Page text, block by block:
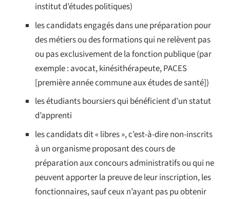
institut d’études politiques)
les candidats engagés dans une préparation pour
des métiers ou des formations qui ne relèvent pas
ou pas exclusivement de la fonction publique (par
exemple : avocat, kinésithérapeute, PACES
[première année commune aux études de santé])
les étudiants boursiers qui bénéficient d’un statut
d’apprenti
les candidats dit « libres », c’est-à-dire non-inscrits
à un organisme proposant des cours de
préparation aux concours administratifs ou qui ne
peuvent apporter la preuve de leur inscription, les
fonctionnaires, sauf ceux n’ayant pas pu obtenir